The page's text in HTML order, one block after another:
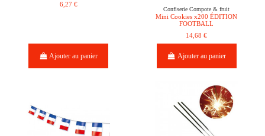
6,27 €
Ajouter au panier
Confiserie Compote & fruit
Mini Cookies x200 ÉDITION
FOOTBALL
14,68 €
Ajouter au panier